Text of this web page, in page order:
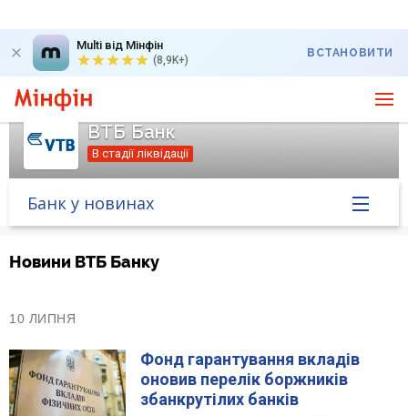
Multi від Мінфін
(8,9K+)
ВСТАНОВИТИ
ВТБ Банк
В стадії ліквідації
Банк у новинах
Питання банку
Новини ВТБ Банку
10 ЛИПНЯ
Фонд гарантування вкладів
оновив перелік боржників
збанкрутілих банків